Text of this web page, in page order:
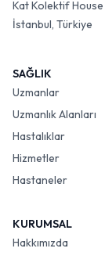
Kat Kolektif House
İstanbul, Türkiye
SAĞLIK
Uzmanlar
Uzmanlık Alanları
Hastalıklar
Hizmetler
Hastaneler
KURUMSAL
Hakkımızda